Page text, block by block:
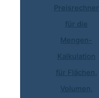
Preisrechner
für die
Mengen-
Kalkulation
für Flächen,
Volumen,